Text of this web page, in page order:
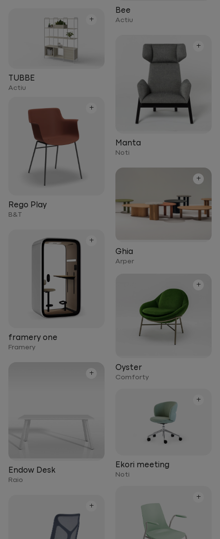
Bee
Actiu
+
TUBBE
Actiu
+
Manta
Noti
+
Rego Play
B&T
+
Ghia
Arper
+
framery one
Framery
+
Oyster
Comforty
+
Endow Desk
Raio
+
Ekori meeting
Noti
+
+